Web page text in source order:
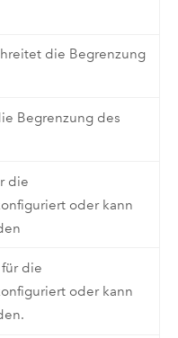
die Begrenzung
Begrenzung des
die
oder kann
die
oder kann